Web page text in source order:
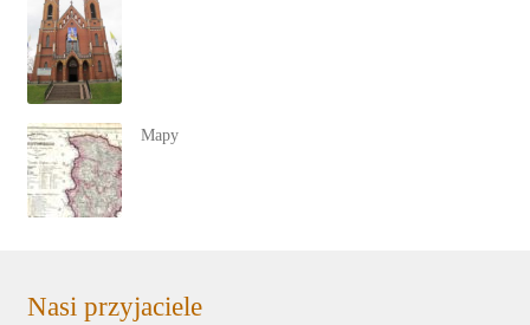
Mapy
Nasi przyjaciele